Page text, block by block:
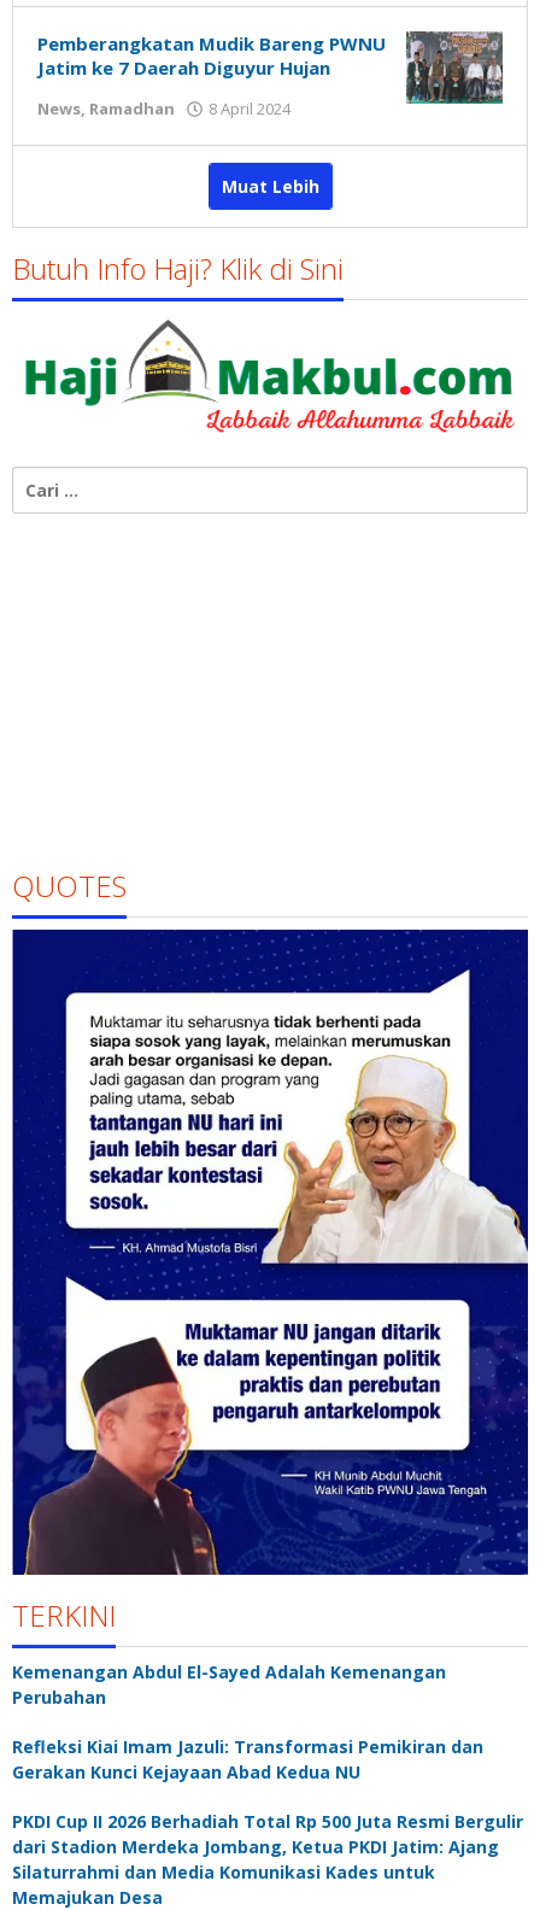
Susanto
Pemberangkatan Mudik Bareng PWNU
Jatim ke 7 Daerah Diguyur Hujan
News, Ramadhan 8 April 2024
Susanto
Muat Lebih
Butuh Info Haji? Klik di Sini
untuk:
QUOTES
TERKINI
Kemenangan Abdul El-Sayed Adalah Kemenangan
Perubahan
Refleksi Kiai Imam Jazuli: Transformasi Pemikiran dan
Gerakan Kunci Kejayaan Abad Kedua NU
PKDI Cup II 2026 Berhadiah Total Rp 500 Juta Resmi Bergulir
dari Stadion Merdeka Jombang, Ketua PKDI Jatim: Ajang
Silaturrahmi dan Media Komunikasi Kades untuk
Memajukan Desa